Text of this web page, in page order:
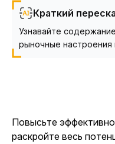
Краткий
Узнавайте
рыночные настроения
Повысьте
раскройте весь